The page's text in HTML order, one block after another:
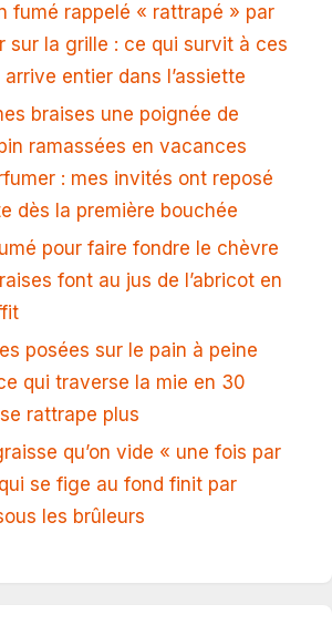
fumé rappelé « rattrapé » par
sur la grille : ce qui survit à ces
entier dans l’assiette
braises une poignée de
ramassées en vacances
: mes invités ont reposé
dès la première bouchée
pour faire fondre le chèvre
font au jus de l’abricot en
posées sur le pain à peine
qui traverse la mie en 30
rattrape plus
qu’on vide « une fois par
se fige au fond finit par
les brûleurs